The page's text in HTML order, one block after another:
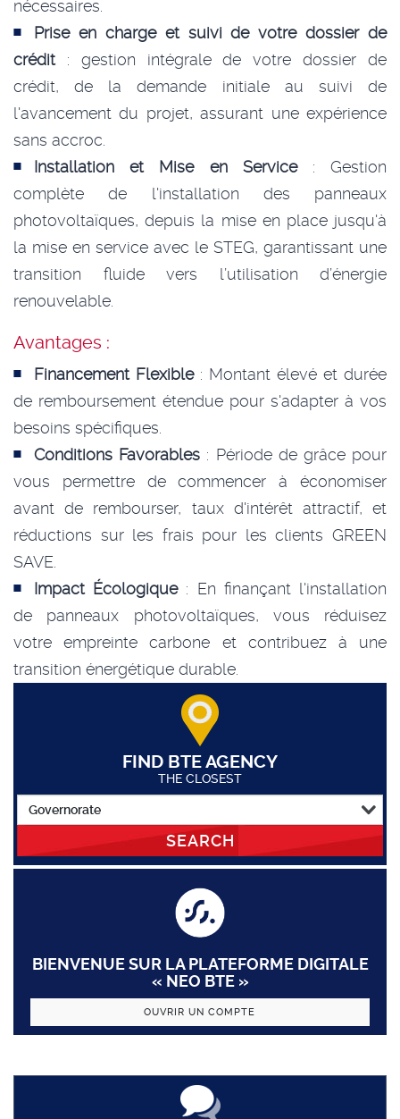
nécessaires.
Prise en charge et suivi de votre dossier de
crédit: gestion intégrale de votre dossier de
crédit, de la demande initiale au suivi de
l'avancement du projet, assurant une expérience
sans accroc.
Installation et Mise en Service: Gestion
complète de l'installation des panneaux
photovoltaïques, depuis la mise en place jusqu'à
la mise en service avec le STEG, garantissant une
transition fluide vers l’utilisation d’énergie
renouvelable.
Avantages :
Financement Flexible: Montant élevé et durée
de remboursement étendue pour s'adapter à vos
besoins spécifiques.
Conditions Favorables : Période de grâce pour
vous permettre de commencer à économiser
avant de rembourser, taux d'intérêt attractif, et
réductions sur les frais pour les clients GREEN
SAVE.
Impact Écologique: En finançant l'installation
de panneaux photovoltaïques, vous réduisez
votre empreinte carbone et contribuez à une
transition énergétique durable.
FIND BTE AGENCY
THE CLOSEST
SEARCH
BIENVENUE SUR LA PLATEFORME DIGITALE
« NEO BTE »
OUVRIR UN COMPTE